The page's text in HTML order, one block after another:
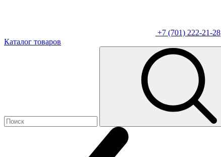
+7 (701) 222-21-28
Каталог товаров